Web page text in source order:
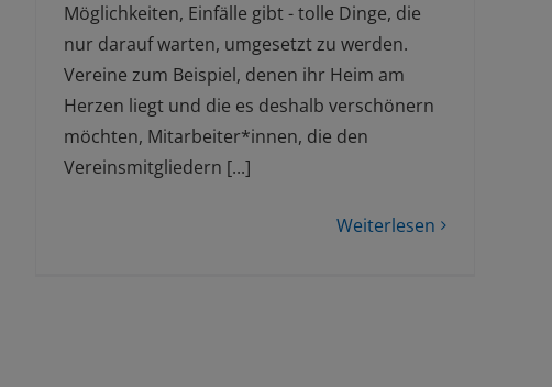
Möglichkeiten, Einfälle gibt - tolle Dinge, die
nur darauf warten, umgesetzt zu werden.
Vereine zum Beispiel, denen ihr Heim am
Herzen liegt und die es deshalb verschönern
möchten, Mitarbeiter*innen, die den
Vereinsmitgliedern [...]
Weiterlesen